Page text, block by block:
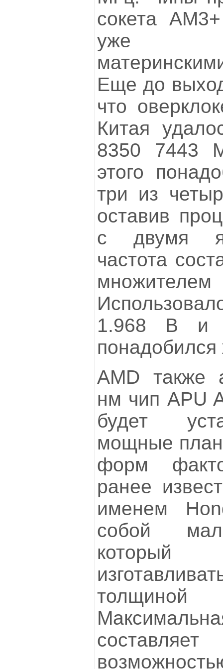
сокета
уже
Еще до
что
Китая
8350 7443
этого
три из
оставив
с двумя
частота
1.968 В и
понадобился
AMD также
нм чип APU
будет
мощные
форм
ранее
именем
собой